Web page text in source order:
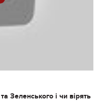
Зеленського і чи вірять